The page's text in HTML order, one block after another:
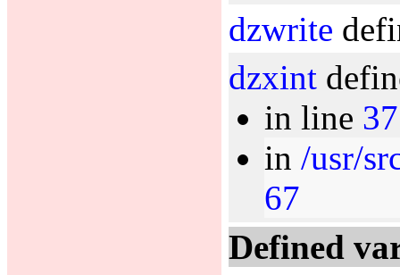
dzwrite
dzxint
in line 37
in /usr/
67
Defined